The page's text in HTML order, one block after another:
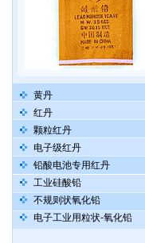
黄丹
红丹
颗粒红丹
电子级红丹
铅酸电池专用红丹
工业硅酸铅
不规则状氧化铅
电子工业用粒状-氧化铅